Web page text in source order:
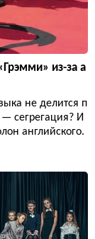
из-за а
не делится п
сегрегация? И
английского.